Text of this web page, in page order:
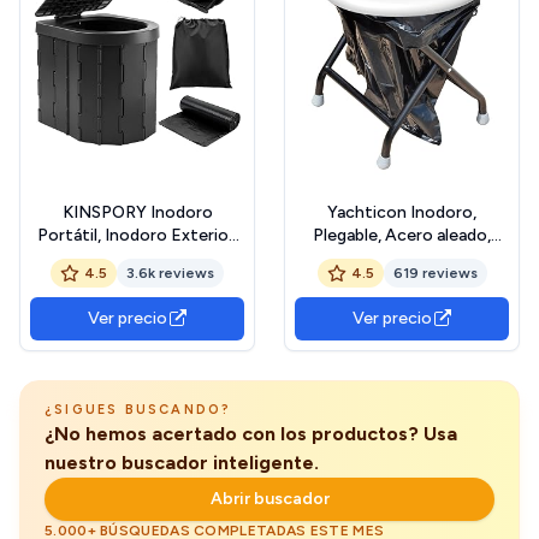
KINSPORY Inodoro
Portátil, Inodoro Exterior,
WC Portatil Inodoro para
Camping (Negro con Tapa)
4.5 3.6k reviews
Ver precio
Yachticon Inodoro,
Plegable, Acero aleado,
Blanco/Negro
4.5 619 reviews
Ver precio
¿SIGUES BUSCANDO?
¿No hemos acertado con los productos? Usa
nuestro buscador inteligente.
Abrir buscador
5.000+ BÚSQUEDAS COMPLETADAS ESTE MES